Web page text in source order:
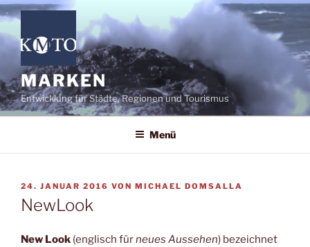
Zum
Inhalt
springen
MARKEN
Entwicklung für Städte, Regionen und Tourismus
Menü
VERÖFFENTLICHT
AM
24. JANUAR 2016 VON MICHAEL DOMSALLA
NewLook
New Look (englisch fürneues Aussehen) bezeichnet